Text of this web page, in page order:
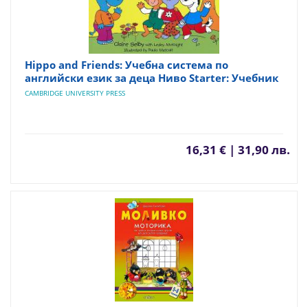
Hippo and Friends: Учебна система по
английски език за деца Ниво Starter: Учебник
CAMBRIDGE UNIVERSITY PRESS
16,31 € | 31,90 лв.